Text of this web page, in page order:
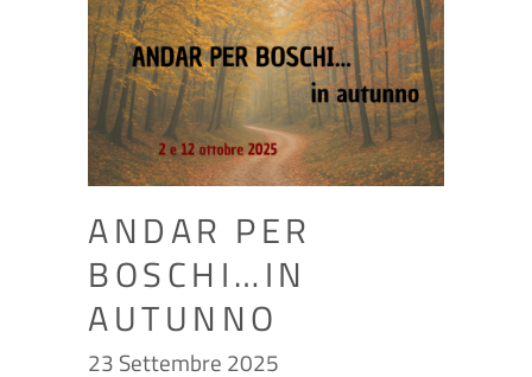
ANDAR PER
BOSCHI…IN
AUTUNNO
23 Settembre 2025